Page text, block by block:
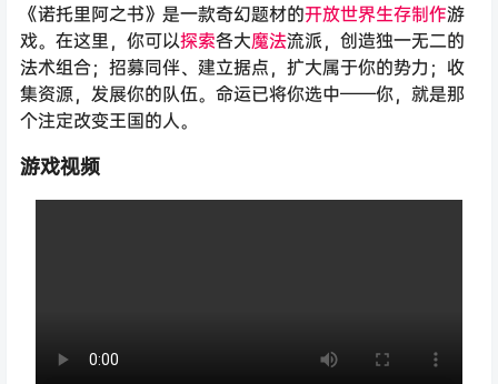
《诺托里阿之书》是一款奇幻题材的开放世界生存制作游
戏。在这里，你可以探索各大魔法流派，创造独一无二的
法术组合；招募同伴、建立据点，扩大属于你的势力；收
集资源，发展你的队伍。命运已将你选中——你，就是那
个注定改变王国的人。
游戏视频